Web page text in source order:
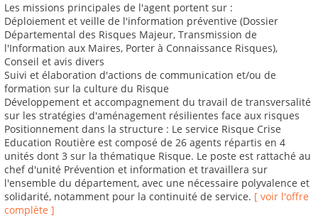
Les missions principales de l'agent portent sur :
Déploiement et veille de l'information préventive (Dossier
Départemental des Risques Majeur, Transmission de
l'Information aux Maires, Porter à Connaissance Risques),
Conseil et avis divers
Suivi et élaboration d'actions de communication et/ou de
formation sur la culture du Risque
Développement et accompagnement du travail de transversalité
sur les stratégies d'aménagement résilientes face aux risques
Positionnement dans la structure : Le service Risque Crise
Education Routière est composé de 26 agents répartis en 4
unités dont 3 sur la thématique Risque. Le poste est rattaché au
chef d'unité Prévention et information et travaillera sur
l'ensemble du département, avec une nécessaire polyvalence et
solidarité, notamment pour la continuité de service. [ voir l'offre
complète ]